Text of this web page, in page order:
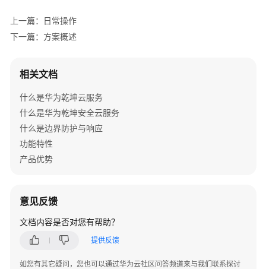
理
网
华
乾
坤
解
决
方
案
保
合
解
决
上一篇：日常操作
下一篇：方案概述
相关文档
什么是华为乾坤云服务
什么是华为乾坤安全云服务
什么是边界防护与响应
功能特性
产品优势
意见反馈
文档内容是否对您有帮助？
提供反馈
如您有其它疑问，您也可以通过华为云社区问答频道来与我们联系探讨